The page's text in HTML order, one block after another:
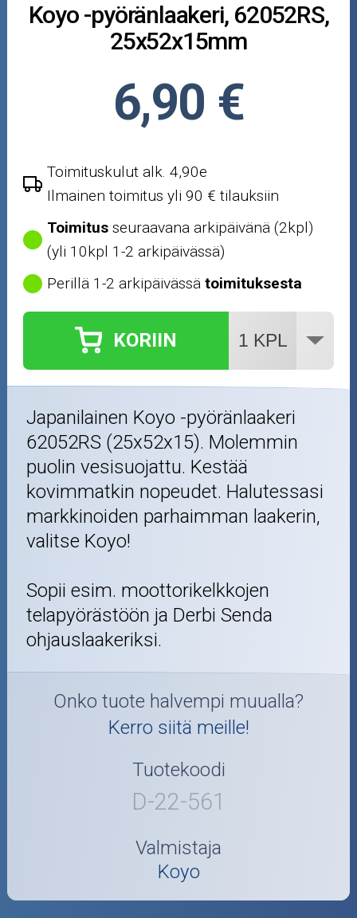
Öljyt ja kemikaalit
Outlet-tuotteet
Koyo -pyöränlaakeri, 62052RS,
25x52x15mm
6,90 €
Toimituskulut alk. 4,90e
Ilmainen toimitus yli 90 € tilauksiin
Toimitus seuraavana arkipäivänä (2kpl)
(yli 10kpl 1-2 arkipäivässä)
Perillä 1-2 arkipäivässätoimituksesta
KORIIN
Japanilainen Koyo -pyöränlaakeri
62052RS (25x52x15). Molemmin
puolin vesisuojattu. Kestää
kovimmatkin nopeudet. Halutessasi
markkinoiden parhaimman laakerin,
valitse Koyo!
Sopii esim. moottorikelkkojen
telapyörästöön ja Derbi Senda
ohjauslaakeriksi.
Onko tuote halvempi muualla?
Kerro siitä meille!
Tuotekoodi
D-22-561
Valmistaja
Koyo